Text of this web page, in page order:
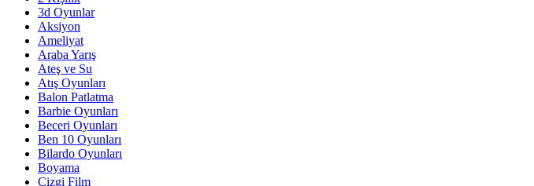
3d Oyunlar
Aksiyon
Ameliyat
Araba Yarış
Ateş ve Su
Atış Oyunları
Balon Patlatma
Barbie Oyunları
Beceri Oyunları
Ben 10 Oyunları
Bilardo Oyunları
Boyama
Çizgi Film